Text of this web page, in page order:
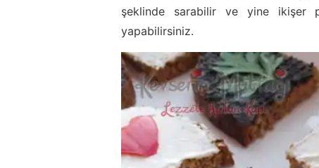
şeklinde sarabilir ve yine ikişer
yapabilirsiniz.